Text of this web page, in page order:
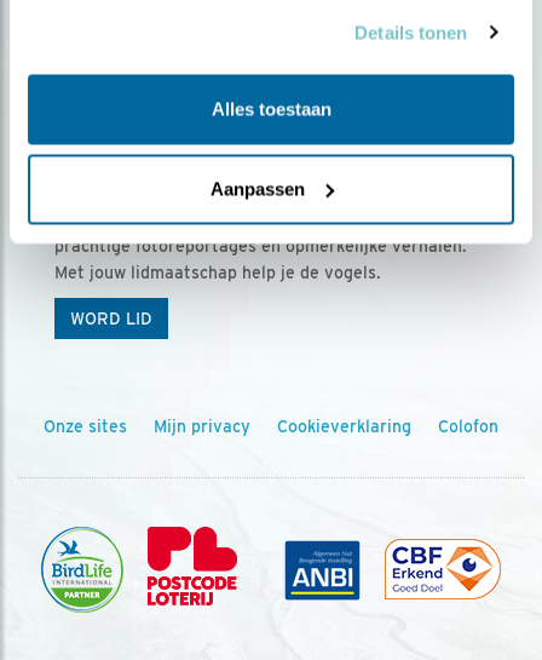
Details tonen
Alles toestaan
Aanpassen
Ontvang 5 x Vogels voor € 36,00 per jaar
Vogels is het tijdschrift voor onze leden, met
prachtige fotoreportages en opmerkelijke verhalen.
Met jouw lidmaatschap help je de vogels.
WORD LID
Onze sites Mijn privacy Cookieverklaring Colofon